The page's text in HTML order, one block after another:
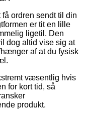
ordren sendt til din
er tit en lille
ligetil. Den
dog altid vise sig at
af at du fysisk
væsentlig hvis
for kort tid, så
produkt.